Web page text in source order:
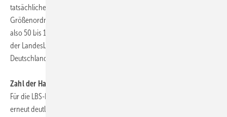
tatsächlichen Neubaubedarf im Zeitraum bis 2025 in der
Größenordnung von 270.000 bis 350.000 Wohnungen pro Jahr -
also 50 bis 100% höher. Das ist das Ergebnis einer aktuellen Umfrage
der Landesbausparkassen (LBS), an der sich 14 Institute aus ganz
Deutschland beteiligt haben.
Zahl der Haushalte wächst weiter
Für die LBS-Immobilienexperten macht das aktuelle Umfrageergebnis
erneut deutlich, dass aus demografischen Gründen noch viele Jahre